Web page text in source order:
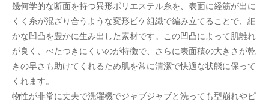
幾何学的な断面を持つ異形ポリエステル糸を、表面に経筋が出に
くく糸が混ざり合うような変形ピケ組織で編み立てることで、細
かな凹凸を豊かに生み出した素材です。この凹凸によって肌離れ
が良く、べたつきにくいのが特徴で、さらに表面積の大きさが乾
きの早さも助けてくれるため肌を常に清潔で快適な状態に保って
くれます。
物性が非常に丈夫で洗濯機でジャブジャブと洗っても型崩れやピ